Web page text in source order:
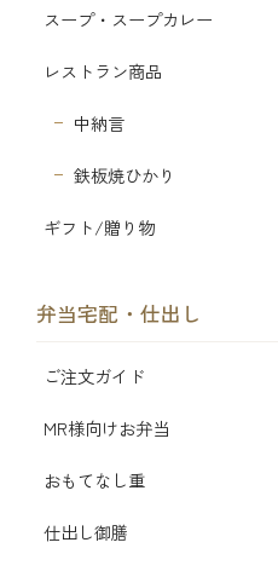
スープ・スープカレー
レストラン商品
中納言
鉄板焼ひかり
ギフト/贈り物
弁当宅配・仕出し
ご注文ガイド
MR様向けお弁当
おもてなし重
仕出し御膳